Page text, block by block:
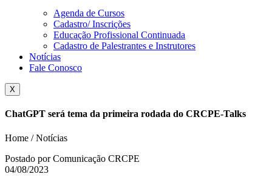
Agenda de Cursos
Cadastro/ Inscrições
Educação Profissional Continuada
Cadastro de Palestrantes e Instrutores
Notícias
Fale Conosco
X
ChatGPT será tema da primeira rodada do CRCPE-Talks
Home / Notícias
Postado por Comunicação CRCPE
04/08/2023